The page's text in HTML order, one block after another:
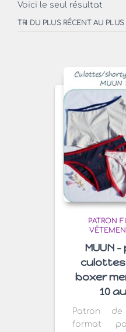
Voici le seul résultat
PATRON
MUUN
boxer
10
Patron
format